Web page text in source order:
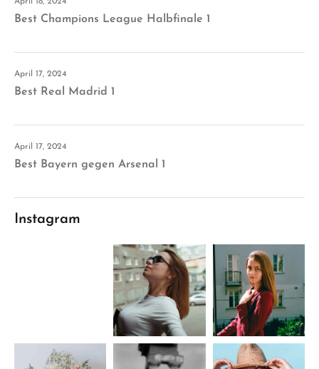
Best Champions League Halbfinale 1
April 17, 2024
Best Real Madrid 1
April 17, 2024
Best Bayern gegen Arsenal 1
Instagram